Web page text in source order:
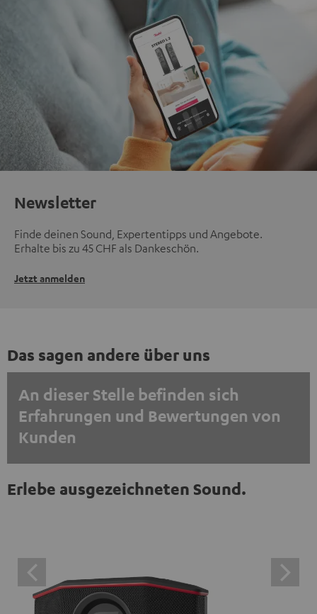
Newsletter
Finde deinen Sound, Expertentipps und Angebote.
Erhalte bis zu 45 CHF als Dankeschön.
Jetzt anmelden
Das sagen andere über uns
An dieser Stelle befinden sich
Erfahrungen und Bewertungen von
Kunden
EINMALIG ZUSTIMMEN UND ANZEIGEN
werden. Mit dem Anklicken des Inhalts wird zugestimmt,
dass externe Inhalte angezeigt werden. Dabei können
Erlebe ausgezeichneten Sound.